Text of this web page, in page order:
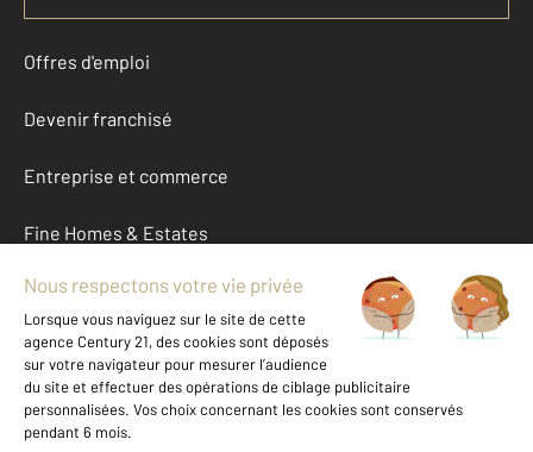
Offres d'emploi
Devenir franchisé
Entreprise et commerce
Fine Homes & Estates
À propos
International
Nous contacter